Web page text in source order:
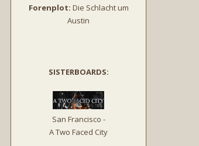
Forenplot: Die Schlacht um
Austin
SISTERBOARDS:
San Francisco -
A Two Faced City